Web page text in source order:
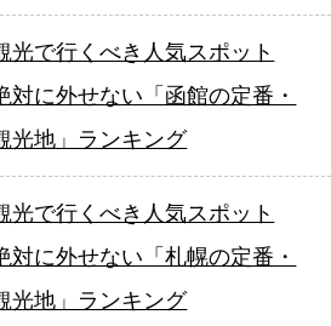
光で行くべき人気スポット
対に外せない「函館の定番・
光地」ランキング
光で行くべき人気スポット
対に外せない「札幌の定番・
光地」ランキング